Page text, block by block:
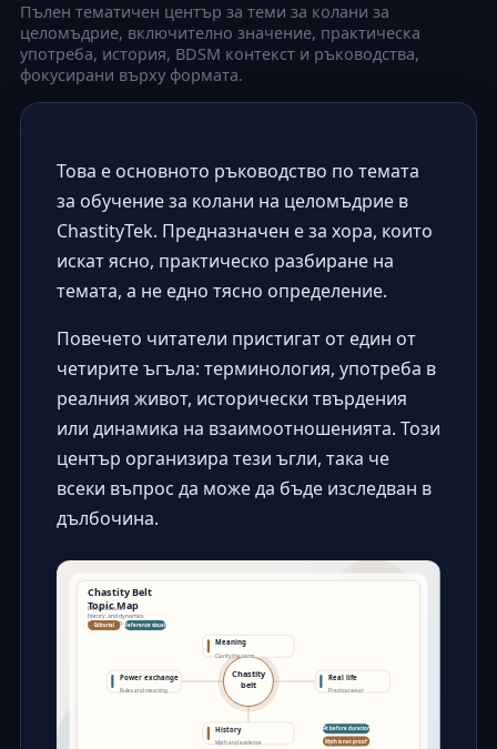
Пълен тематичен център за теми за колани за
целомъдрие, включително значение, практическа
употреба, история, BDSM контекст и ръководства,
фокусирани върху формата.
Това е основното ръководство по темата
за обучение за колани на целомъдрие в
ChastityTek. Предназначен е за хора, които
искат ясно, практическо разбиране на
темата, а не едно тясно определение.
Повечето читатели пристигат от един от
четирите ъгъла: терминология, употреба в
реалния живот, исторически твърдения
или динамика на взаимоотношенията. Този
център организира тези ъгли, така че
всеки въпрос да може да бъде изследван в
дълбочина.